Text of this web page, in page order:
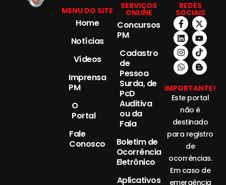
MENU DO SITE
Home
Notícias
Vídeos
Imprensa
PM
O
Portal
Fale
Conosco
SERVIÇOS
ONLINE
Concursos
PM
Cadastro
de
Pessoa
Surda, de
PcD
Auditiva
ou da
Fala
Boletim de
Ocorrência
Eletrônico
Aplicativos
REDES
SOCIAIS
IMPORTANTE!
Este portal
não é
destinado
para registro
de
ocorrências.
Em caso de
emergência